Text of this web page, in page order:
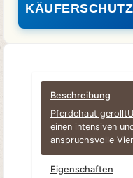
KÄUFERSCHUTZ
Beschreibung
Pferdehaut
einen intensiven
anspruchsvolle
Eigenschaften